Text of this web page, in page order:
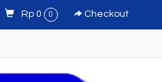
Rp 0 0 Checkout